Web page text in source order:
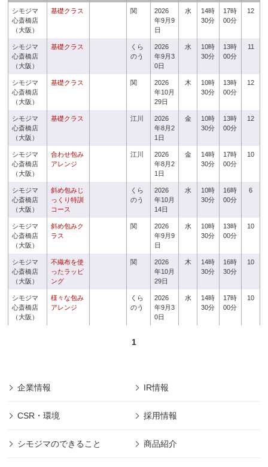
シモジマ
心斎橋店
（大阪）
基礎クラス 関
2026
年9月9
日
水
14時
30分
17時
00分
12
シモジマ
心斎橋店
（大阪）
基礎クラス
くら
のう
2026
年9月3
0日
水
10時
30分
13時
00分
11
シモジマ
心斎橋店
（大阪）
基礎クラス 関
2026
年10月
29日
木
10時
30分
13時
00分
12
シモジマ
心斎橋店
（大阪）
基礎クラス 江川
2026
年8月2
1日
金
10時
30分
13時
00分
12
シモジマ
心斎橋店
（大阪）
合わせ包み
アレンジ
江川
2026
年8月2
1日
金
14時
30分
17時
00分
10
シモジマ
心斎橋店
（大阪）
斜め包みじ
っくり特訓
コース
くら
のう
2026
年10月
14日
水
10時
30分
16時
00分
6
シモジマ
心斎橋店
（大阪）
斜め包みク
ラス
関
2026
年9月9
日
水
10時
30分
13時
00分
10
シモジマ
心斎橋店
（大阪）
不織布を使
ったラッピ
ング
関
2026
年10月
29日
木
14時
30分
16時
30分
10
シモジマ
心斎橋店
（大阪）
様々な包み
アレンジ
くら
のう
2026
年9月3
0日
水
14時
30分
17時
00分
10
1
企業情報 IR情報
CSR・環境 採用情報
シモジマのできること 商品紹介